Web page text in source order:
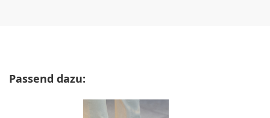
Produktgalerie überspringen
Passend dazu: